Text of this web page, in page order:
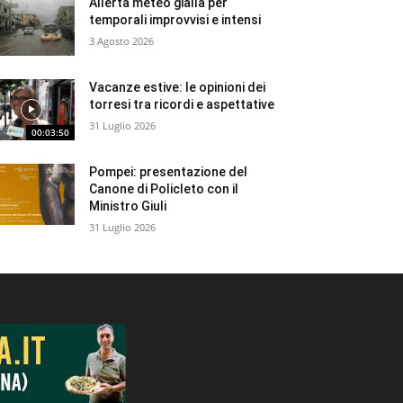
temporali improvvisi e intensi
3 Agosto 2026
00:03:50
Vacanze estive: le opinioni dei
torresi tra ricordi e aspettative
31 Luglio 2026
Pompei: presentazione del
Canone di Policleto con il
Ministro Giuli
31 Luglio 2026